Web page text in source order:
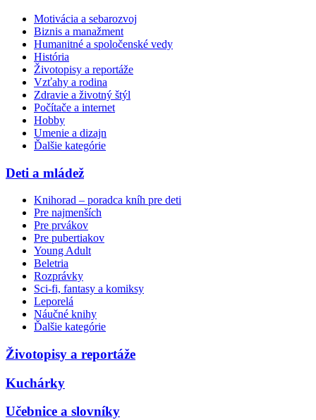
Motivácia a sebarozvoj
Biznis a manažment
Humanitné a spoločenské vedy
História
Životopisy a reportáže
Vzťahy a rodina
Zdravie a životný štýl
Počítače a internet
Hobby
Umenie a dizajn
Ďalšie kategórie
Deti a mládež
Knihorad – poradca kníh pre deti
Pre najmenších
Pre prvákov
Pre pubertiakov
Young Adult
Beletria
Rozprávky
Sci-fi, fantasy a komiksy
Leporelá
Náučné knihy
Ďalšie kategórie
Životopisy a reportáže
Kuchárky
Učebnice a slovníky